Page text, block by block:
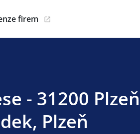
firem
- 31200
Plzeň